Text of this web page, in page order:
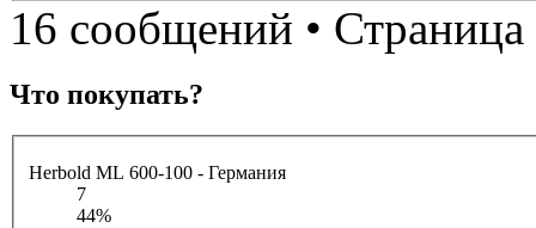
16 сообщений • Страница
Что покупать?
Herbold ML 600-100 - Германия
7
44%